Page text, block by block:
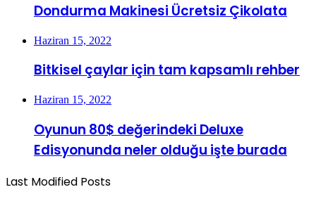
Dondurma Makinesi Ücretsiz Çikolata
Haziran 15, 2022
Bitkisel çaylar için tam kapsamlı rehber
Haziran 15, 2022
Oyunun 80$ değerindeki Deluxe
Edisyonunda neler olduğu işte burada
Last Modified Posts